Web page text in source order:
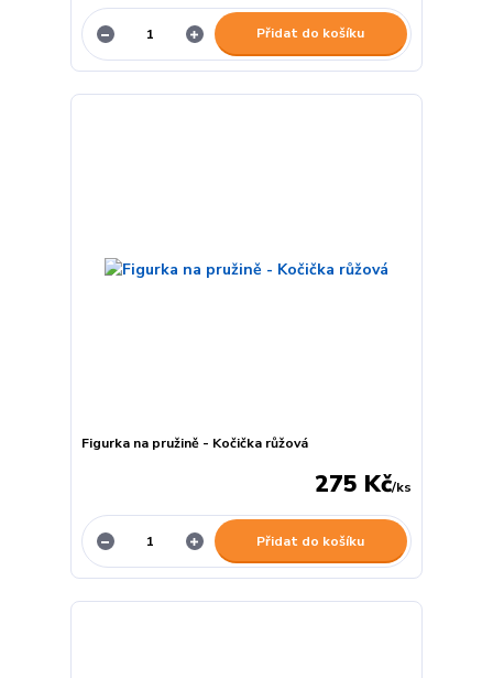
Přidat do košíku
Figurka na pružině - Kočička růžová
275 Kč/ks
Přidat do košíku